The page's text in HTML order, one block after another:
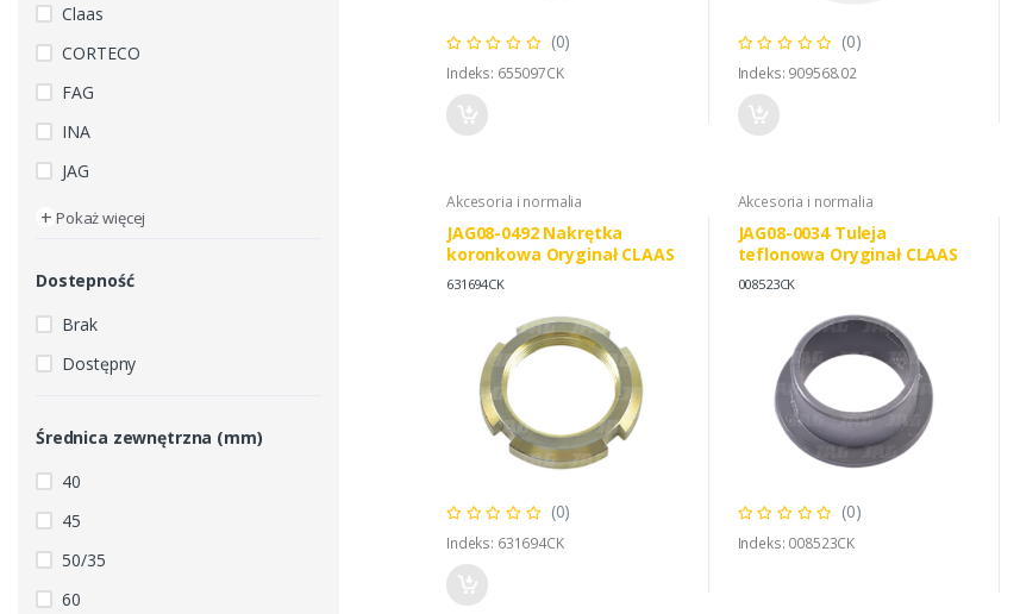
Claas
CORTECO
FAG
INA
JAG
+ Pokaż więcej
Dostepność
Brak
Dostępny
Średnica zewnętrzna (mm)
40
45
50/35
60
(0)
Indeks: 655097CK
(0)
Indeks: 909568.02
Akcesoria i normalia
JAG08-0492 Nakrętka
koronkowa Oryginał CLAAS
631694CK
(0)
Indeks: 631694CK
Akcesoria i normalia
JAG08-0034 Tuleja
teflonowa Oryginał CLAAS
008523CK
(0)
Indeks: 008523CK